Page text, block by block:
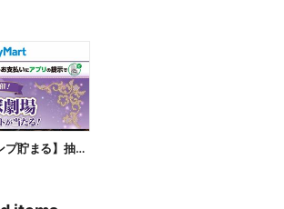
【ファミペイでスタンプ貯まる】抽選でペアチケットが当たる!